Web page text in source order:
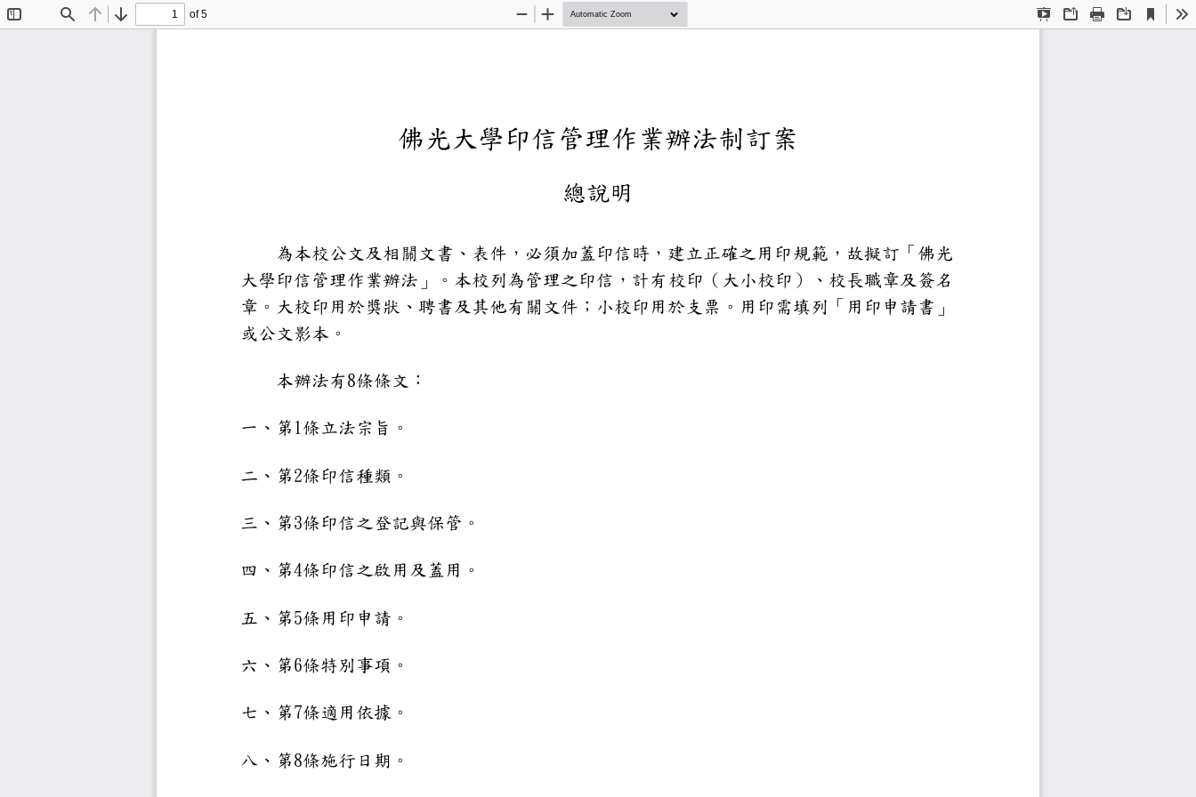
Find Previous
Next
of 5
Presentation
OpenPrint Download
Current
View
Zoom
Zoom
佛光大學印信管理作業辦法制訂案
總說明
為本校公文及相關文書、表件，必須加蓋印信時，建立正確之用印規範，故
大學印信管理作業辦法」。本校列為管理之印信，計有校印（大小校印）、校
章。大校印用於獎狀、聘書及其他有關文件；小校印用於支票。用印需填列「
或公文影本。
本辦法有
8條條文
：
一、第
1條立法宗旨。
二、第
2條印信種類。
三、第
3條印信之登記與保管。
四、第
4條印
信之啟用及蓋用。
五、第
5條用印申請。
六、第
6條特別事項。
七、第
7條適用依據。
八、第
8條施行日期。